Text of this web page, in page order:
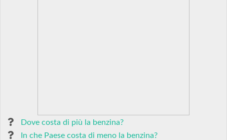
Dove costa di più la benzina?
In che Paese costa di meno la benzina?